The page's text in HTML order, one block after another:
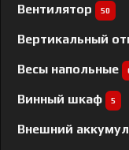
Вентилятор 50
Вертикальный
Весы напольные
Винный шкаф 5
Внешний